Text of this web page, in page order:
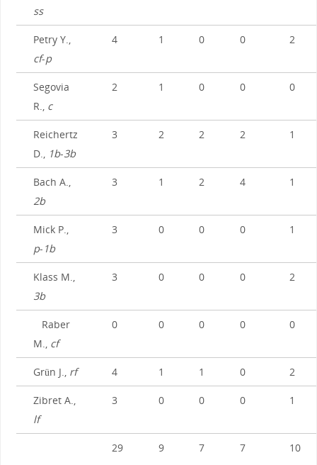
ss
Petry Y.,
cf-p
4 1 0 0 2
Segovia
R., c
2 1 0 0 0
Reichertz
D., 1b-3b
3 2 2 2 1
Bach A.,
2b
3 1 2 4 1
Mick P.,
p- 1b
3 0 0 0 1
Klass M.,
3b
3 0 0 0 2
Raber
M., cf
0 0 0 0 0
Grün J., rf 4 1 1 0 2
Zibret A.,
lf
3 0 0 0 1
29 9 7 7 10